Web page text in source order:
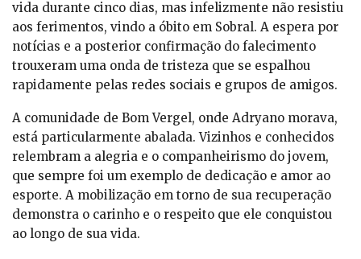
vida durante cinco dias, mas infelizmente não resistiu
aos ferimentos, vindo a óbito em Sobral. A espera por
notícias e a posterior confirmação do falecimento
trouxeram uma onda de tristeza que se espalhou
rapidamente pelas redes sociais e grupos de amigos.
A comunidade de Bom Vergel, onde Adryano morava,
está particularmente abalada. Vizinhos e conhecidos
relembram a alegria e o companheirismo do jovem,
que sempre foi um exemplo de dedicação e amor ao
esporte. A mobilização em torno de sua recuperação
demonstra o carinho e o respeito que ele conquistou
ao longo de sua vida.